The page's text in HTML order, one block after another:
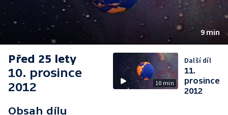
9 min
Před 25 lety
10. prosince
2012
Obsah dílu
10 min
Další díl
11.
prosince
2012